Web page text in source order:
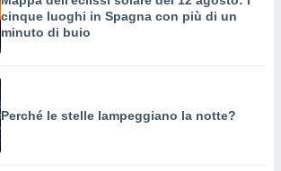
cinque luoghi in Spagna con più di un
minuto di buio
Perché le stelle lampeggiano la notte?